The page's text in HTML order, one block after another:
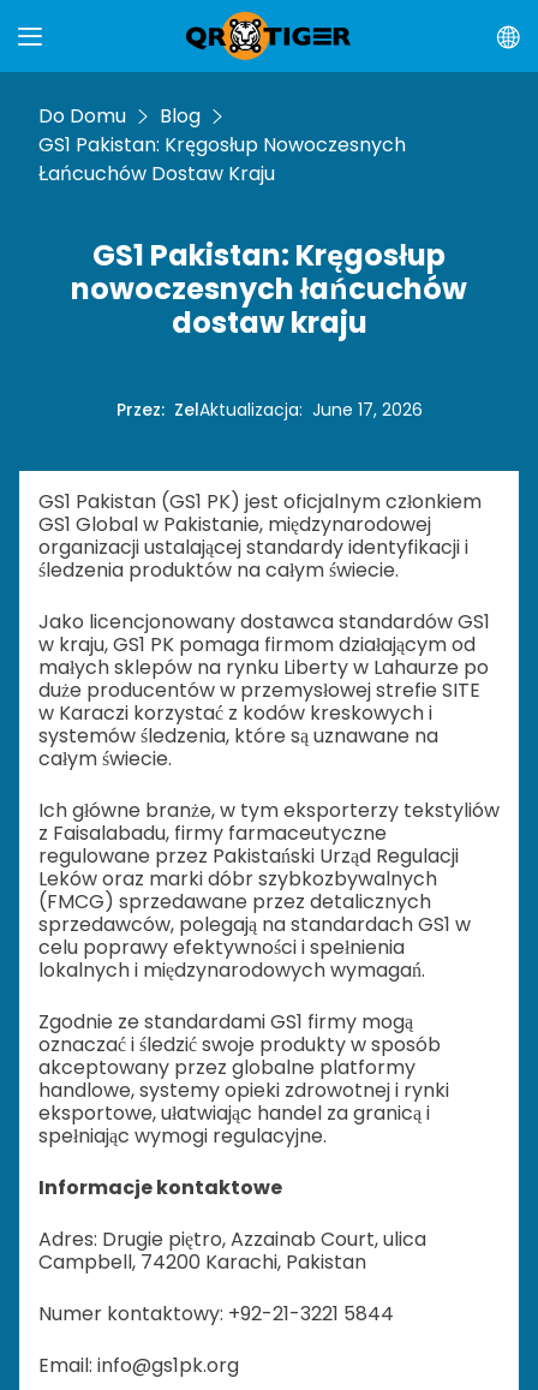
Do Domu
Blog
GS1 Pakistan: Kręgosłup Nowoczesnych
Łańcuchów Dostaw Kraju
GS1 Pakistan: Kręgosłup
nowoczesnych łańcuchów
dostaw kraju
Przez: ZelAktualizacja: June 17, 2026
GS1 Pakistan (GS1 PK) jest oficjalnym członkiem
GS1 Global w Pakistanie, międzynarodowej
organizacji ustalającej standardy identyfikacji i
śledzenia produktów na całym świecie.
Jako licencjonowany dostawca standardów GS1
w kraju, GS1 PK pomaga firmom działającym od
małych sklepów na rynku Liberty w Lahaurze po
duże producentów w przemysłowej strefie SITE
w Karaczi korzystać z kodów kreskowych i
systemów śledzenia, które są uznawane na
całym świecie.
Ich główne branże, w tym eksporterzy tekstyliów
z Faisalabadu, firmy farmaceutyczne
regulowane przez Pakistański Urząd Regulacji
Leków oraz marki dóbr szybkozbywalnych
(FMCG) sprzedawane przez detalicznych
sprzedawców, polegają na standardach GS1 w
celu poprawy efektywności i spełnienia
lokalnych i międzynarodowych wymagań.
Zgodnie ze standardami GS1 firmy mogą
oznaczać i śledzić swoje produkty w sposób
akceptowany przez globalne platformy
handlowe, systemy opieki zdrowotnej i rynki
eksportowe, ułatwiając handel za granicą i
spełniając wymogi regulacyjne.
Informacje kontaktowe
Adres: Drugie piętro, Azzainab Court, ulica
Campbell, 74200 Karachi, Pakistan
Numer kontaktowy: +92-21-3221 5844
Email: info@gs1pk.org